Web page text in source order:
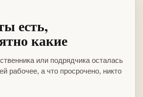
есть,
какие
или подрядчика осталась
рабочее, а что просрочено, никто